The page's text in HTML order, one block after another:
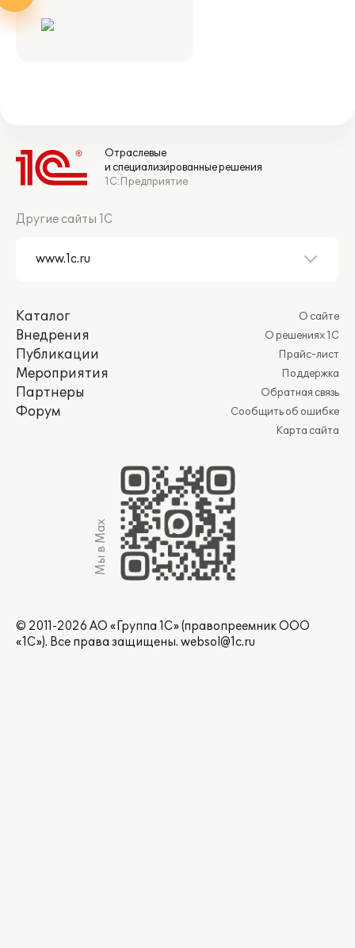
Отраслевые
и специализированные решения
1С:Предприятие
Другие сайты 1С
Каталог
Внедрения
Публикации
Мероприятия
Партнеры
Форум
О сайте
О решениях 1С
Прайс-лист
Поддержка
Обратная связь
Сообщить об ошибке
Карта сайта
Мы в Max
© 2011-2026 АО «Группа 1С» (правопреемник ООО
«1С»). Все права защищены. websol@1c.ru